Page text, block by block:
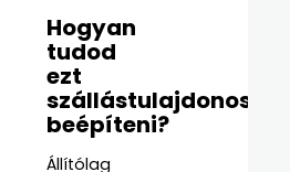
Hogyan
tudod
ezt
szállástulajdonosként
beépíteni?
Állítólag